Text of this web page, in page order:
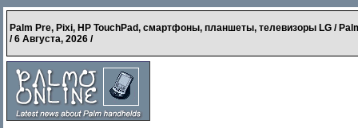
Palm Pre, Pixi, HP TouchPad, смартфоны, планшеты, телевизоры LG /
/6 Августа, 2026 /